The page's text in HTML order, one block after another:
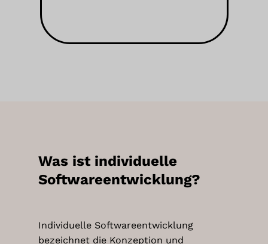
Was ist individuelle
Softwareentwicklung?
Individuelle Softwareentwicklung
bezeichnet die Konzeption und